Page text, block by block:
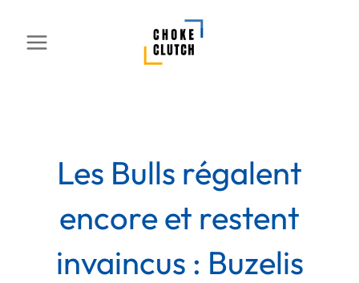
contenu
Les Bulls régalent
encore et restent
invaincus : Buzelis